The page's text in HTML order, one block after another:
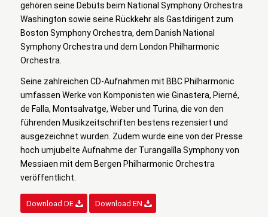
gehören seine Debüts beim National Symphony Orchestra
Washington sowie seine Rückkehr als Gastdirigent zum
Boston Symphony Orchestra, dem Danish National
Symphony Orchestra und dem London Philharmonic
Orchestra.
Seine zahlreichen CD-Aufnahmen mit BBC Philharmonic
umfassen Werke von Komponisten wie Ginastera, Pierné,
de Falla, Montsalvatge, Weber und Turina, die von den
führenden Musikzeitschriften bestens rezensiert und
ausgezeichnet wurden. Zudem wurde eine von der Presse
hoch umjubelte Aufnahme der Turangalîla Symphony von
Messiaen mit dem Bergen Philharmonic Orchestra
veröffentlicht.
Download DE Download EN